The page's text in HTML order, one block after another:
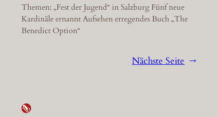
Themen: „Fest der Jugend“ in Salzburg Fünf neue
Kardinäle ernannt Aufsehen erregendes Buch „The
Benedict Option“
Nächste Seite →